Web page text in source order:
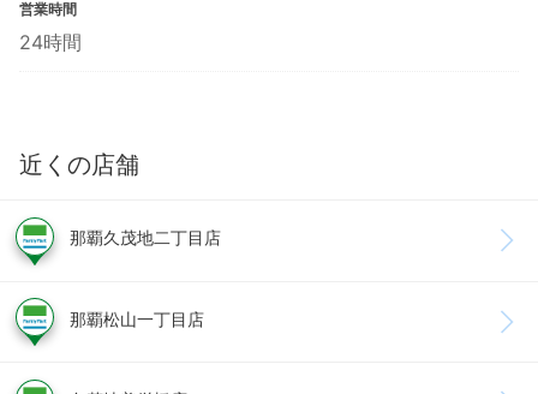
営業時間
24時間
近くの店舗
那覇久茂地二丁目店
那覇松山一丁目店